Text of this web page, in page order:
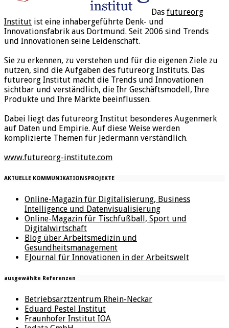
Das futureorg
Institut ist eine inhabergeführte Denk- und
Innovationsfabrik aus Dortmund. Seit 2006 sind Trends
und Innovationen seine Leidenschaft.
Sie zu erkennen, zu verstehen und für die eigenen Ziele zu
nutzen, sind die Aufgaben des futureorg Instituts. Das
futureorg Institut macht die Trends und Innovationen
sichtbar und verständlich, die Ihr Geschäftsmodell, Ihre
Produkte und Ihre Märkte beeinflussen.
Dabei liegt das futureorg Institut besonderes Augenmerk
auf Daten und Empirie. Auf diese Weise werden
komplizierte Themen für Jedermann verständlich.
www.futureorg-institute.com
AKTUELLE KOMMUNIKATIONSPROJEKTE
Online-Magazin für Digitalisierung, Business
Intelligence und Datenvisualisierung
Online-Magazin für Tischfußball, Sport und
Digitalwirtschaft
Blog über Arbeitsmedizin und
Gesundheitsmanagement
EJournal für Innovationen in der Arbeitswelt
ausgewählte Referenzen
Betriebsarztzentrum Rhein-Neckar
Eduard Pestel Institut
Fraunhofer Institut IOA